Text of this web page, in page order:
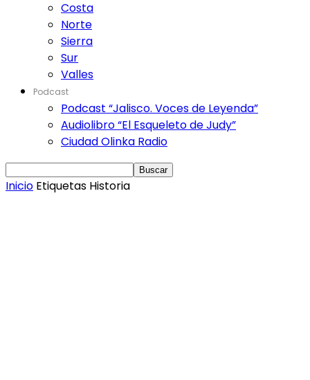
Costa
Norte
Sierra
Sur
Valles
Podcast
Podcast “Jalisco. Voces de Leyenda”
Audiolibro “El Esqueleto de Judy”
Ciudad Olinka Radio
Inicio Etiquetas Historia